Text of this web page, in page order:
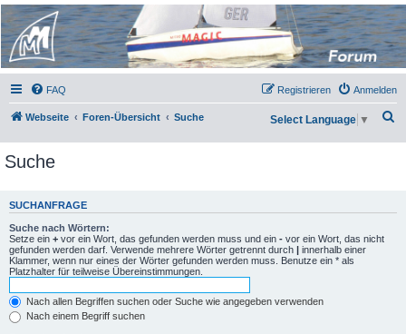
Micro Magic Forum
Deutschland
FAQ Anmelden
Registrieren
Webseite Foren-Übersicht Suche Select Language ▼
Suche
SUCHANFRAGE
Suche nach Wörtern:
Setze ein + vor ein Wort, das gefunden werden muss und ein - vor ein Wort, das nicht
gefunden werden darf. Verwende mehrere Wörter getrennt durch | innerhalb einer
Klammer, wenn nur eines der Wörter gefunden werden muss. Benutze ein * als
Platzhalter für teilweise Übereinstimmungen.
Nach allen Begriffen suchen oder Suche wie angegeben verwenden
Nach einem Begriff suchen